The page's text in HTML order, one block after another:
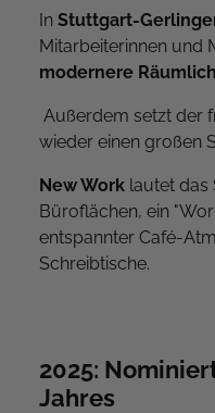
In Stuttgart-
Mitarbeiterinnen und
modernere
Außerdem setzt der
wieder einen großen
New Work lautet das
Büroflächen, ein
entspannter Café-
Schreibtische.
2025:
Jahres